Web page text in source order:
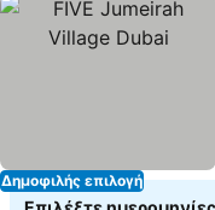
Δημοφιλής επιλογή